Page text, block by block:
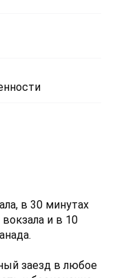
в 30 минутах
и в 10
заезд в любое